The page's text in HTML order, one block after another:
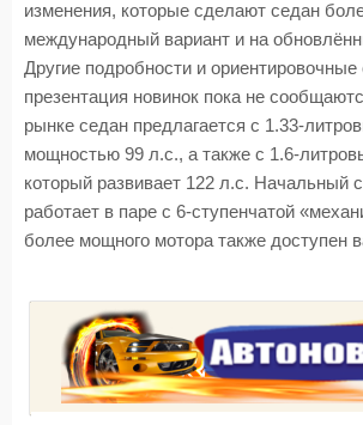
изменения, которые сделают седан
международный вариант и на
Другие подробности и ориентировочные
презентация новинок пока не
рынке седан предлагается с 1.33-
мощностью 99 л.с., а также с 1.6-
который развивает 122 л.с. Начальный
работает в паре с 6-ступенчатой
более мощного мотора также доступен